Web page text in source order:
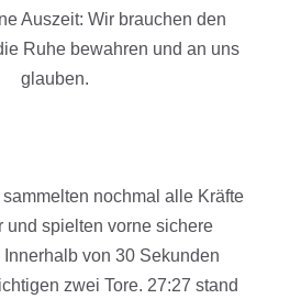
Auszeit: Wir brauchen den
Ruhe bewahren und an uns
glauben.
nochmal alle Kräfte
und spielten vorne sichere
von 30 Sekunden
zwei Tore. 27:27 stand